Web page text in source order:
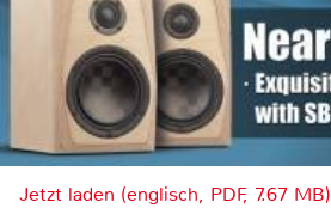
Jetzt laden (englisch, PDF, 7.67 MB)